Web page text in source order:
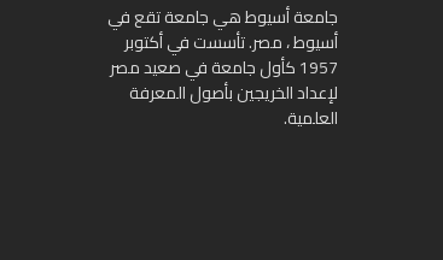
جامعة أسيوط هي جامعة تقع في
أسيوط ، مصر. تأسست في أكتوبر
1957 كأول جامعة في صعيد مصر
لإعداد الخريجين بأصول المعرفة
العلمية.